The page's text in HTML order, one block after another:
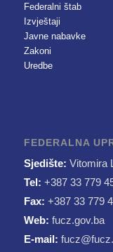
Federalni štab
Izvještaji
Javne nabavke
Zakoni
Uredbe
FEDERALNA
Sjedište: Vitomira
Tel: +387 33 779
Fax: +387 33 779
Web: fucz.gov.ba
E-mail: